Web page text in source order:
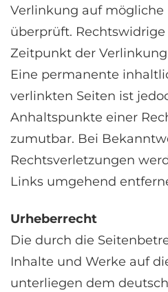
Verlinkung auf mögliche
überprüft.
Zeitpunkt der
Eine permanente
verlinkten Seiten ist
Anhaltspunkte einer
zumutbar. Bei
Rechtsverletzungen
Links umgehend
Urheberrecht
Die durch die
Inhalte und Werke auf
unterliegen dem